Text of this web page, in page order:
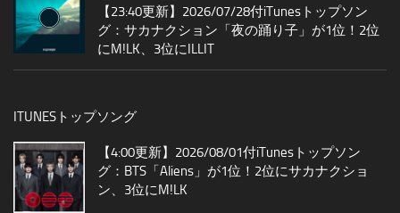
【23:40更新】2026/07/28付iTunesトップソン
グ：サカナクション「夜の踊り子」が1位！2位
にM!LK、3位にILLIT
ITUNESトップソング
【4:00更新】2026/08/01付iTunesトップソン
グ：BTS「Aliens」が1位！2位にサカナクショ
ン、3位にM!LK